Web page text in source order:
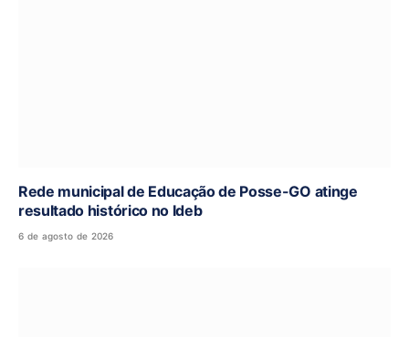
Rede municipal de Educação de Posse-GO atinge
resultado histórico no Ideb
6 de agosto de 2026